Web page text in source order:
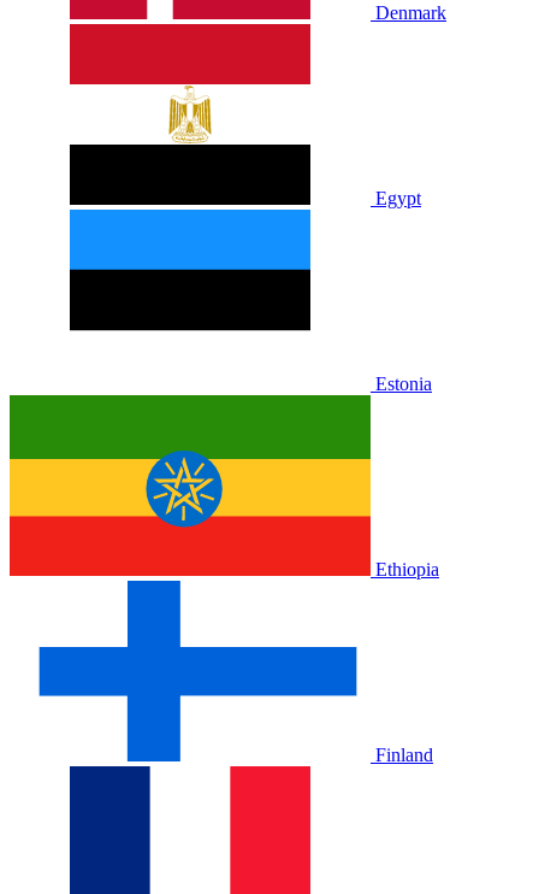
Denmark
Egypt
Estonia
Ethiopia
Finland